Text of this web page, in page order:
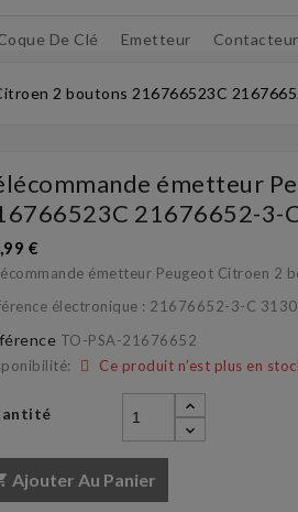
De Clé Emetteur Contacteur
2 boutons 216766523C
émetteur
21676652-3-
€
émetteur Peugeot Citroen 2
électronique : 21676652-3-C
TO-PSA-21676652
Ce produit n’est plus en
Ajouter Au Panier